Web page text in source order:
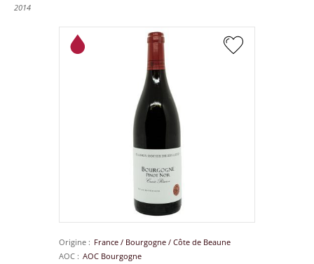
2014
Origine France / Bourgogne / Côte de Beaune
AOC
AOC Bourgogne